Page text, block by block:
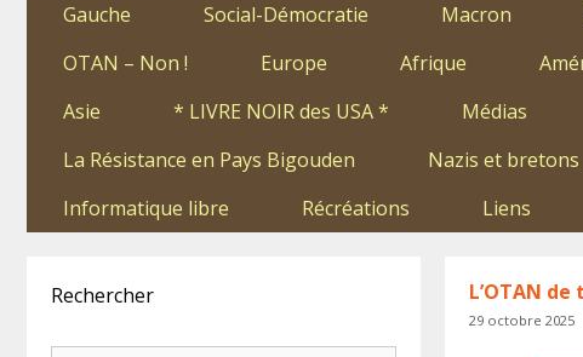
Gauche
Social-Démocratie Macron
OTAN – Non !
Europe Afrique
Asie
* LIVRE NOIR des USA * Médias
La Résistance en Pays Bigouden
Nazis et bretons
Informatique libre
Récréations Liens
L’OTAN
29 octobre 2025
Rechercher